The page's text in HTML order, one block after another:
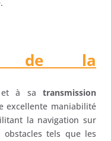
de la
et à sa transmission
excellente maniabilité
la navigation sur
tels que les